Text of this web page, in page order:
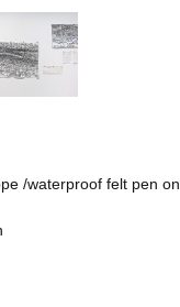
/waterproof felt pen on